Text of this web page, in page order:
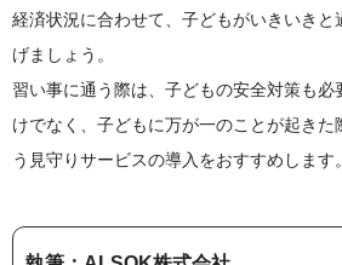
経済状況に合わせて、子どもがいきいきと
げましょう。
習い事に通う際は、子どもの安全対策も
けでなく、子どもに万が一のことが起きた
う見守りサービスの導入をおすすめします。